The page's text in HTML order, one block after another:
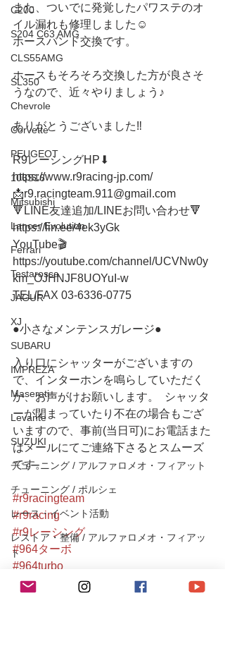
C200
S204 C63 AMG
CLS55AMG
SL350
Chevrole
Corvette
PEUGEOT
106S16
Mitsubishi
Lancer Evolution
Ferrari
Testarossa
JAGUR
XJ
SUBARU
IMPREZA
Maserati
Levante
SUZUKI
チューニング / アルファロメオ・フィアット
チューニング / ポルシェ
レース・イベント活動
レストア・整備 / アルファロメオ・フィアッ
ト
また、ついでに発覚したパワステのオ
イル漏れも修理しました☺️
ホースバンド交換です。
ホースもそろそろ交換した方が良さそ
うなので、近々やりましょう♪
ありがとうございました‼️
R9レーシングHP⬇︎
https://www.r9racing-jp.com/
📩r9.racingteam.911@gmail.com
🔻LINE友達追加/LINEお問い合わせ🔻
https://lin.ee/4ek3yGk
YouTube🎬
https://youtube.com/channel/UCVNw0y
km_OJHNJF8UOYuI-w
TEL/FAX 03-6336-0775
●小さなメンテンスガレージ●
入り口にシャッターがございますの
で、インターホンを鳴らしていただく
か、お声がけお願いします。  シャッタ
ーが閉まっていたり不在の場合もござ
いますので、事前(当日可)にお電話また
はメールにてご連絡下さるとスムーズ
です。
#r9racingteam
#r9racing
#r9レーシング
#964ターボ
#964turbo
#porsche